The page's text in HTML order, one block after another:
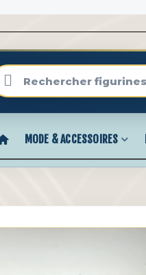
MODE & ACCESSOIRES